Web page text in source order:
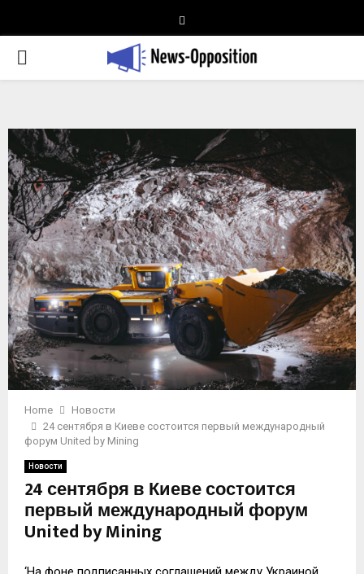
PRIMARY
Home
Новости
24 сентября в Киеве состоится первый международный
форум United by Mining
Новости
24 сентября в Киеве состоится
первый международный форум
United by Mining